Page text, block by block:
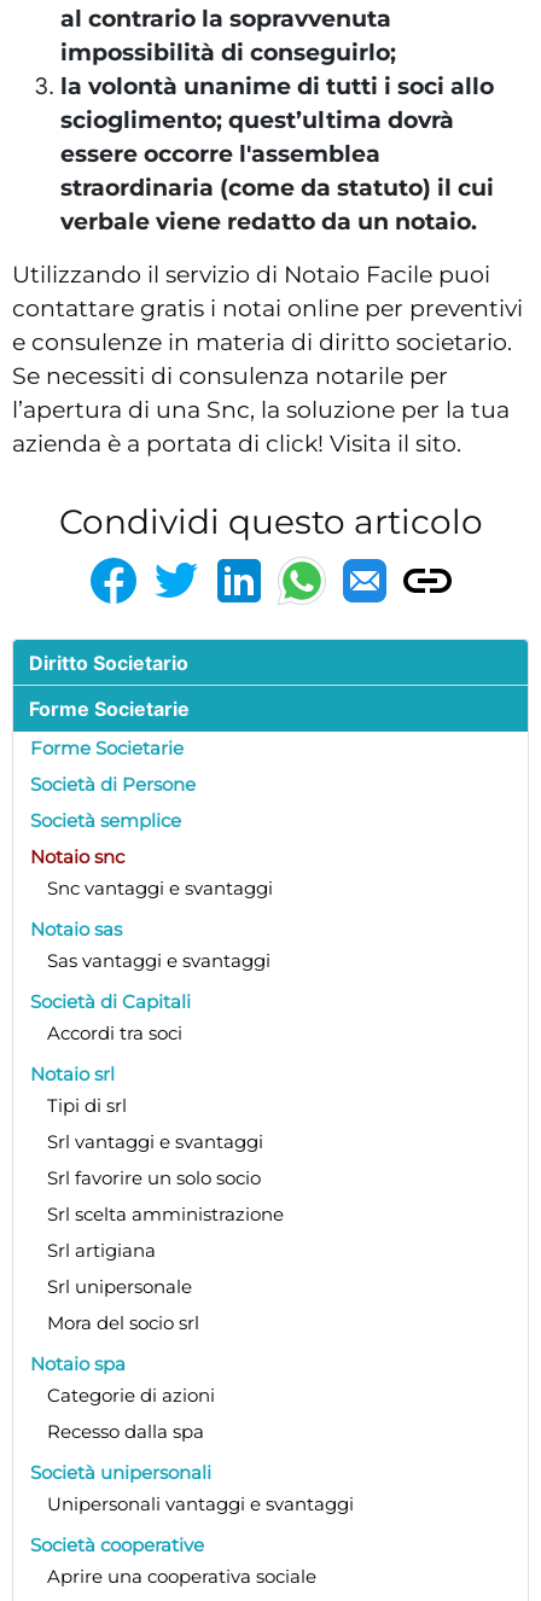
al contrario la sopravvenuta
impossibilità di conseguirlo;
la volontà unanime di tutti i soci allo
scioglimento; quest’ultima dovrà
essere occorre l'assemblea
straordinaria (come da statuto) il cui
verbale viene redatto da un notaio.
Utilizzando il servizio di Notaio Facile puoi
contattare gratis i notai online per preventivi
e consulenze in materia di diritto societario.
Se necessiti di consulenza notarile per
l’apertura di una Snc, la soluzione per la tua
azienda è a portata di click! Visita il sito.
Condividi questo articolo
Diritto Societario
Forme Societarie
Forme Societarie
Società di Persone
Società semplice
Notaio snc
Snc vantaggi e svantaggi
Notaio sas
Sas vantaggi e svantaggi
Società di Capitali
Accordi tra soci
Notaio srl
Tipi di srl
Srl vantaggi e svantaggi
Srl favorire un solo socio
Srl scelta amministrazione
Srl artigiana
Srl unipersonale
Mora del socio srl
Notaio spa
Categorie di azioni
Recesso dalla spa
Società unipersonali
Unipersonali vantaggi e svantaggi
Società cooperative
Aprire una cooperativa sociale